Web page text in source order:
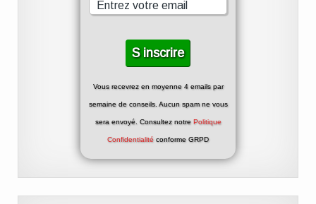
Vous recevrez en moyenne 4 emails par
semaine de conseils. Aucun spam ne vous
sera envoyé. Consultez notre Politique
Confidentialité conforme GRPD